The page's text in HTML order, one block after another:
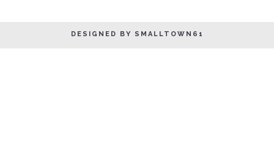
DESIGNED BY SMALLTOWN61